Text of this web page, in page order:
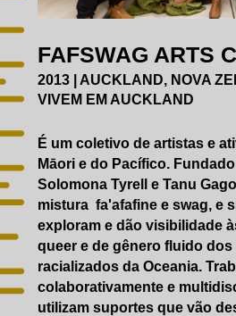
CATÁLOGO
GALERIAS DE FOTOS
IMPRENSA
FAFSWAG ARTS
2013 | AUCKLAND, NOVA
VIVEM EM AUCKLAND
É um coletivo de artistas e
Māori e do Pacífico.
Solomona Tyrell e Tanu
mistura fa'afafine e swag, e
exploram e dão visibilidade
queer e de gênero fluido
racializados da Oceania.
colaborativamente e
utilizam suportes que vão